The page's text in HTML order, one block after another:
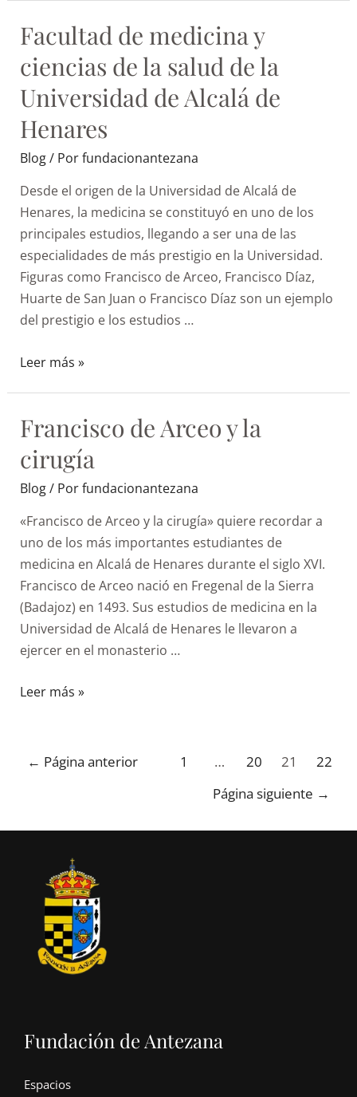
Facultad de medicina y
ciencias de la salud de la
Universidad de Alcalá de
Henares
Blog/ Porfundacionantezana
Desde el origen de la Universidad de Alcalá de
Henares, la medicina se constituyó en uno de los
principales estudios, llegando a ser una de las
especialidades de más prestigio en la Universidad.
Figuras como Francisco de Arceo, Francisco Díaz,
Huarte de San Juan o Francisco Díaz son un ejemplo
del prestigio e los estudios …
Leer más »
Francisco de Arceo y la
cirugía
Blog/ Porfundacionantezana
«Francisco de Arceo y la cirugía» quiere recordar a
uno de los más importantes estudiantes de
medicina en Alcalá de Henares durante el siglo XVI.
Francisco de Arceo nació en Fregenal de la Sierra
(Badajoz) en 1493. Sus estudios de medicina en la
Universidad de Alcalá de Henares le llevaron a
ejercer en el monasterio …
Leer más »
← Página anterior 1 … 20 21
22
Página siguiente →
Fundación de Antezana
Espacios